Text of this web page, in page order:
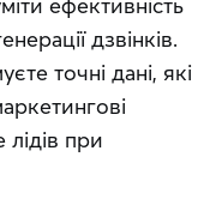
ефективність
дзвінків.
точні дані, які
при